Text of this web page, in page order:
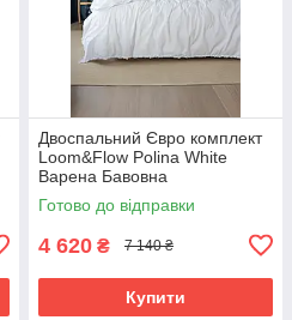
Двоспальний Євро комплект
Loom&Flow Polina White
Варена Бавовна
Готово до відправки
4 620 ₴ 7 140 ₴
Купити